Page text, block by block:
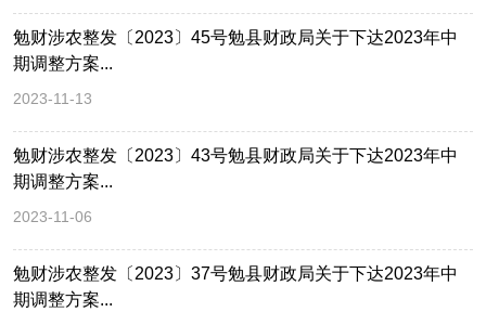
勉财涉农整发〔2023〕45号勉县财政局关于下达2023年中
期调整方案...
2023-11-13
勉财涉农整发〔2023〕43号勉县财政局关于下达2023年中
期调整方案...
2023-11-06
勉财涉农整发〔2023〕37号勉县财政局关于下达2023年中
期调整方案...